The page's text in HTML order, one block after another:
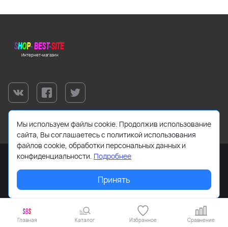
Интернет-магазин
2026 © Все права защищены.
Главная Каталог Избранное Сравнение
Мы используем файлы cookie. Продолжив использование
сайта, Вы соглашаетесь с политикой использования
файлов cookie, обработки персональных данных и
конфиденциальности. Подробнее
Принять